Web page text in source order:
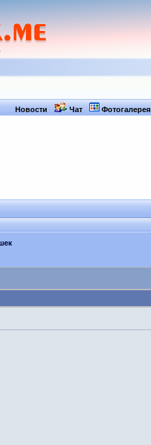
Новости Чат Фотогалерея